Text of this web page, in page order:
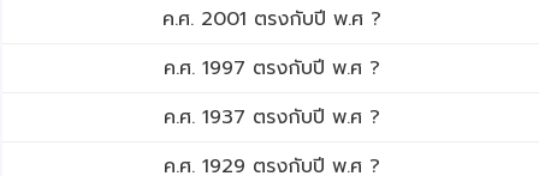
ค.ศ. 2001 ตรงกับปี พ.ศ ?
ค.ศ. 1997 ตรงกับปี พ.ศ ?
ค.ศ. 1937 ตรงกับปี พ.ศ ?
ค.ศ. 1929 ตรงกับปี พ.ศ ?